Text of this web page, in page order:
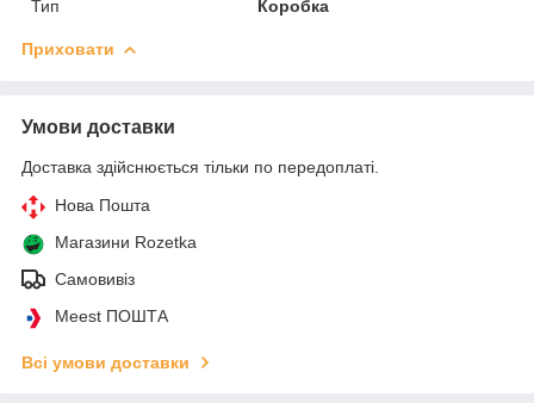
Тип
Коробка
Приховати
Умови доставки
Доставка здійснюється тільки по передоплаті.
Нова Пошта
Магазини Rozetka
Самовивіз
Meest ПОШТА
Всі умови доставки